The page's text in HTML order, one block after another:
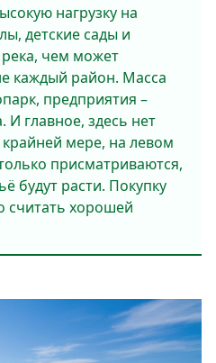
нагрузку на
детские сады и
чем может
каждый район. Масса
предприятия –
И главное, здесь нет
мере, на левом
присматриваются,
будут расти. Покупку
считать хоро­шей